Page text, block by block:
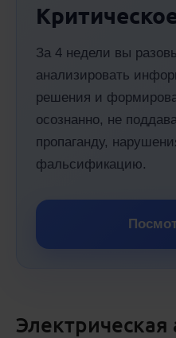
За 4 недели вы
анализировать
решения и
осознанно, не
пропаганду,
фальсификацию.
Электрическая